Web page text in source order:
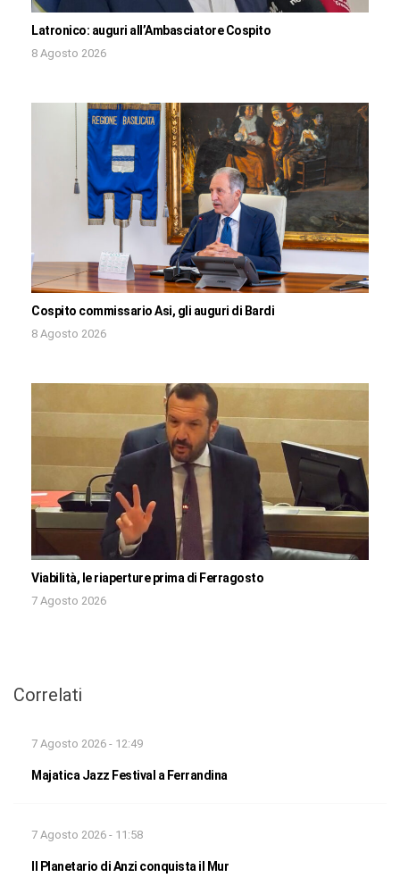
Latronico: auguri all’Ambasciatore Cospito
8 Agosto 2026
Cospito commissario Asi, gli auguri di Bardi
8 Agosto 2026
Viabilità, le riaperture prima di Ferragosto
7 Agosto 2026
Correlati
7 Agosto 2026 - 12:49
Majatica Jazz Festival a Ferrandina
7 Agosto 2026 - 11:58
Il Planetario di Anzi conquista il Mur